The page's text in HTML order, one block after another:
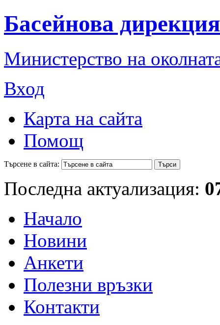
Басейнова
Министерство на
Вход
Карта на сайта
Помощ
Търсене в сайта:
Последна актуализация:
Начало
Новини
Анкети
Полезни връзки
Контакти